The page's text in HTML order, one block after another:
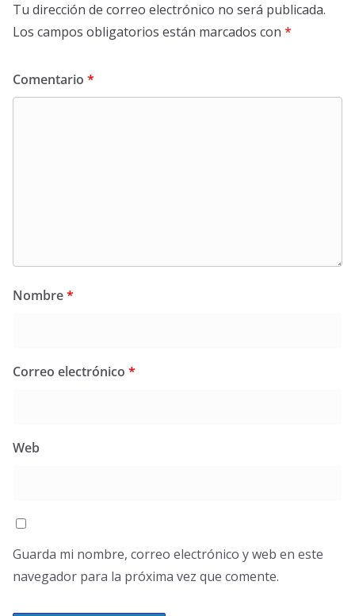
Tu dirección de correo electrónico no será publicada.
Los campos obligatorios están marcados con *
Comentario *
Nombre*
Correo electrónico *
Web
Guarda mi nombre, correo electrónico y web en este
navegador para la próxima vez que comente.